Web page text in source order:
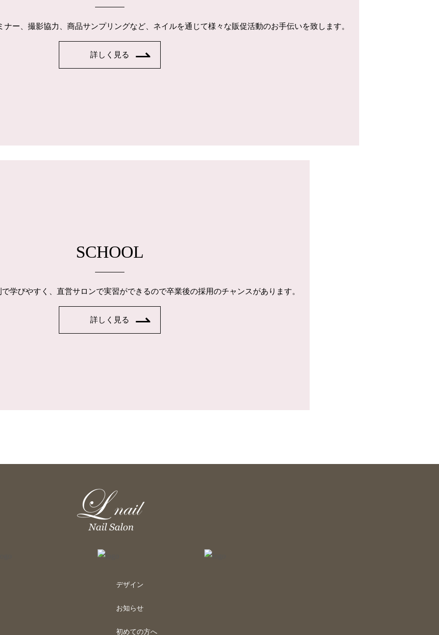
ー、撮影協力、商品サンプリングなど、ネイルを通じて様々な販促活動のお手伝いを致します。
詳しく見る
SCHOOL
学びやすく、直営サロンで実習ができるので卒業後の採用のチャンスがあります。
詳しく見る
デザイン
お知らせ
初めての方へ